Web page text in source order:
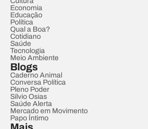
Economia
Educação
Política
Qual a Boa?
Cotidiano
Saúde
Tecnologia
Meio Ambiente
Blogs
Caderno Animal
Conversa Política
Pleno Poder
Sílvio Osias
Saúde Alerta
Mercado em Movimento
Papo Íntimo